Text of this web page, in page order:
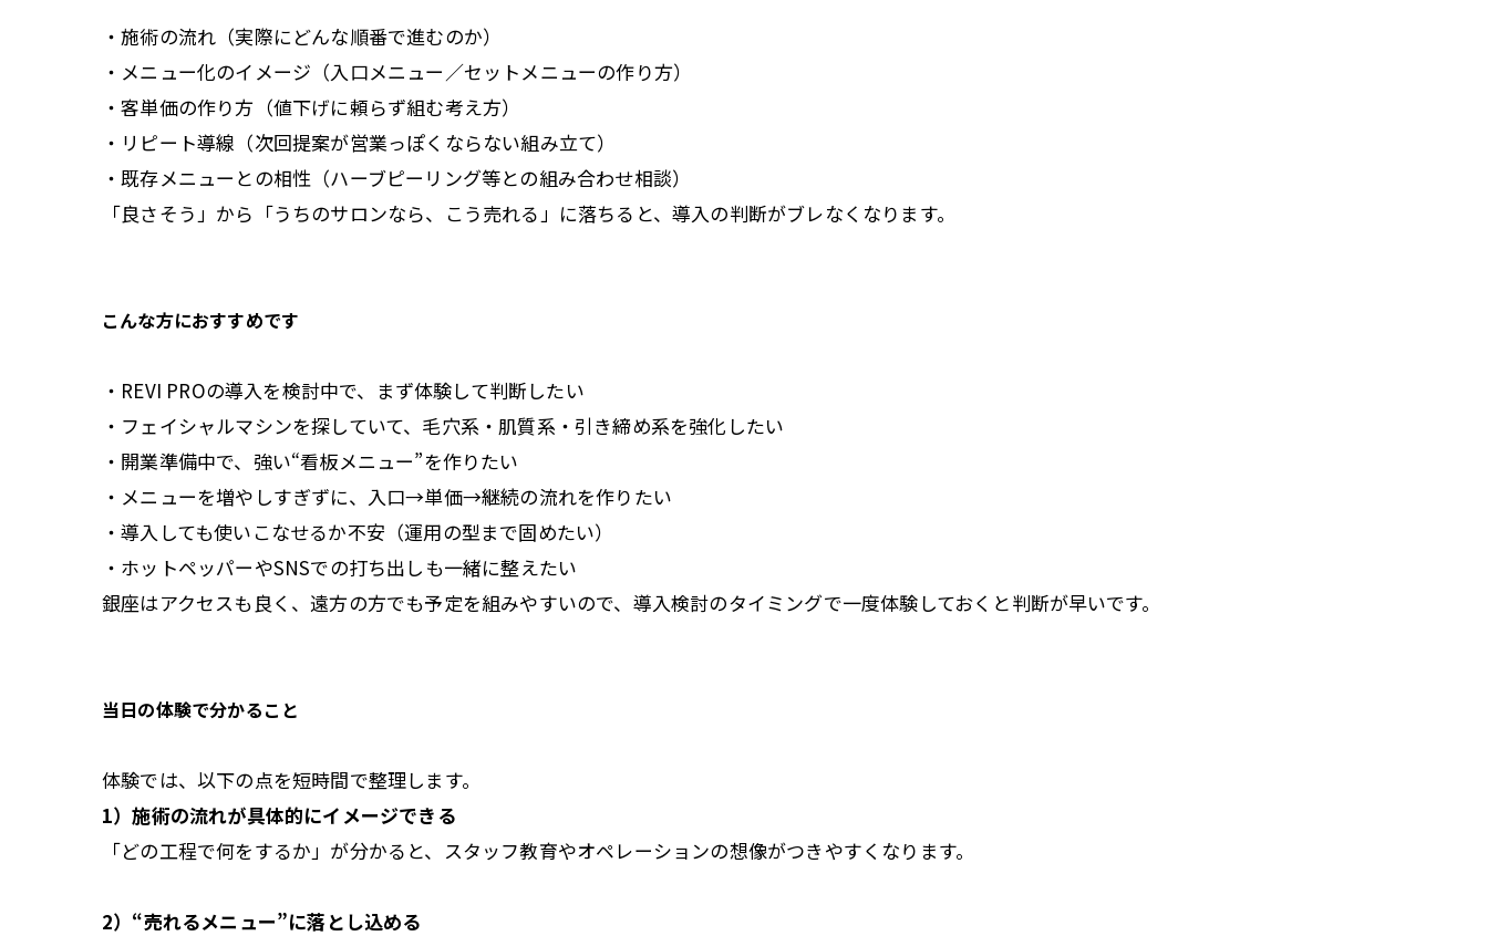
・施術の流れ（実際にどんな順番で進むのか）
・メニュー化のイメージ（入口メニュー／セットメニューの作り方）
・客単価の作り方（値下げに頼らず組む考え方）
・リピート導線（次回提案が営業っぽくならない組み立て）
・既存メニューとの相性（ハーブピーリング等との組み合わせ相談）
「良さそう」から「うちのサロンなら、こう売れる」に落ちると、導入の判断がブレなくなります。
こんな方におすすめです
・REVI PROの導入を検討中で、まず体験して判断したい
・フェイシャルマシンを探していて、毛穴系・肌質系・引き締め系を強化したい
・開業準備中で、強い“看板メニュー”を作りたい
・メニューを増やしすぎずに、入口→単価→継続の流れを作りたい
・導入しても使いこなせるか不安（運用の型まで固めたい）
・ホットペッパーやSNSでの打ち出しも一緒に整えたい
銀座はアクセスも良く、遠方の方でも予定を組みやすいので、導入検討のタイミングで一度体験しておくと判断が早いです。
当日の体験で分かること
体験では、以下の点を短時間で整理します。
1）施術の流れが具体的にイメージできる
「どの工程で何をするか」が分かると、スタッフ教育やオペレーションの想像がつきやすくなります。
2）“売れるメニュー”に落とし込める